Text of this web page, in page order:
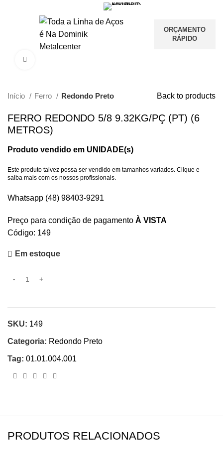
ORÇAMENTO
RÁPIDO
Início Ferro Redondo Preto Back to products
FERRO REDONDO 5/8 9.32KG/PÇ (PT) (6
METROS)
Produto vendido em UNIDADE(s)
Este produto talvez possa ser vendido em tamanhos variados. Clique e
saiba mais com os nossos profissionais.
Whatsapp (48) 98403-9291
Preço para condição de pagamento À VISTA
Código: 149
Em estoque
SKU: 149
Categoria: Redondo Preto
Tag: 01.01.004.001
PRODUTOS RELACIONADOS